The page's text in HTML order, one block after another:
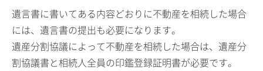
遺言書に書いてある内容どおりに不動産を相続した場合
には、遺言書の提出も必要になります。
遺産分割協議によって不動産を相続した場合は、遺産分
割協議書と相続人全員の印鑑登録証明書が必要です。